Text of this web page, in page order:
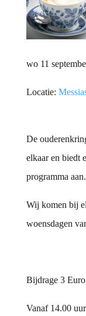
wo 11
Locatie:
De
elkaar en biedt
programma
Wij komen bij
woensdagen
Bijdrage 3 Euro
Vanaf 14.00